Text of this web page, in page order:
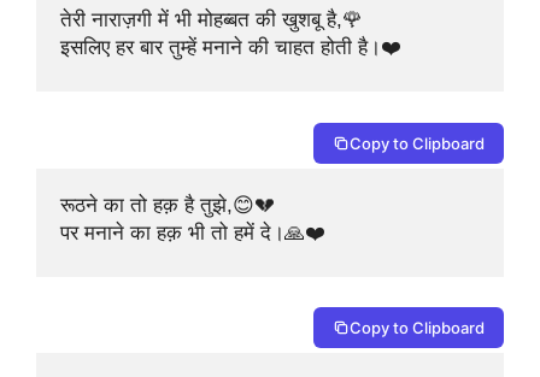
तेरी नाराज़गी में भी मोहब्बत की खुशबू है,🌹
इसलिए हर बार तुम्हें मनाने की चाहत होती है।❤️
Copy to Clipboard
रूठने का तो हक़ है तुझे,😊💔
पर मनाने का हक़ भी तो हमें दे।🙏❤️
Copy to Clipboard